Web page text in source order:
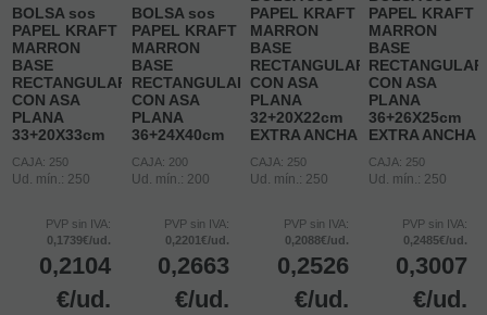
BOLSA sos
PAPEL KRAFT
MARRON
BASE
RECTANGULAR
CON ASA
PLANA
33+20X33cm
CAJA: 250
Ud. mín.: 250
PVP sin IVA:
0,1739€/ud.
0,2104
€/ud.
BOLSA sos
PAPEL KRAFT
MARRON
BASE
RECTANGULAR
CON ASA
PLANA
36+24X40cm
CAJA: 200
Ud. mín.: 200
PVP sin IVA:
0,2201€/ud.
0,2663
€/ud.
PAPEL KRAFT
MARRON
BASE
RECTANGULAR
CON ASA
PLANA
32+20X22cm
EXTRA ANCHA
CAJA: 250
Ud. mín.: 250
PVP sin IVA:
0,2088€/ud.
0,2526
€/ud.
PAPEL KRAFT
MARRON
BASE
RECTANGULAR
CON ASA
PLANA
36+26X25cm
EXTRA ANCHA
CAJA: 250
Ud. mín.: 250
PVP sin IVA:
0,2485€/ud.
0,3007
€/ud.